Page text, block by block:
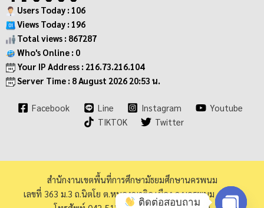
Users Today : 106
Views Today : 196
Total views : 867287
Who's Online : 0
Your IP Address : 216.73.216.104
Server Time : 8 August 2026 20:53 น.
Facebook Line Instagram
Youtube
TIKTOK
Twitter
สำนักงานเขตพื้นที่การศึกษามัธยมศึกษานครพนม
เลขที่ 363 ม.3 ถ.นิตโย ต.หนองญาติอ.เมือง จ.นครพนม 48000
ติดต่อสอบถาม